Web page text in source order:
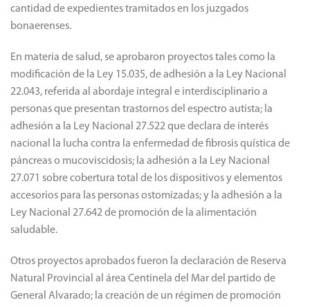
cantidad de expedientes tramitados en los juzgados
bonaerenses.
En materia de salud, se aprobaron proyectos tales como la
modificación de la Ley 15.035, de adhesión a la Ley Nacional
22.043, referida al abordaje integral e interdisciplinario a
personas que presentan trastornos del espectro autista; la
adhesión a la Ley Nacional 27.522 que declara de interés
nacional la lucha contra la enfermedad de fibrosis quística de
páncreas o mucoviscidosis; la adhesión a la Ley Nacional
27.071 sobre cobertura total de los dispositivos y elementos
accesorios para las personas ostomizadas; y la adhesión a la
Ley Nacional 27.642 de promoción de la alimentación
saludable.
Otros proyectos aprobados fueron la declaración de Reserva
Natural Provincial al área Centinela del Mar del partido de
General Alvarado; la creación de un régimen de promoción